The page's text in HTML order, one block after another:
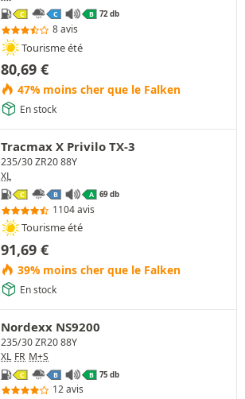
C C B 72 db
8 avis
Tourisme été
80,69 €
47% moins cher que le Falken
En stock
Tracmax X Privilo TX-3
235/30 ZR20 88Y
XL
C B A 69 db
1104 avis
Tourisme été
91,69 €
39% moins cher que le Falken
En stock
Nordexx NS9200
235/30 ZR20 88Y
XL FR M+S
C B B 75 db
12 avis